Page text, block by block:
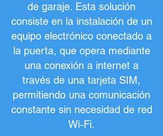
de garaje. Esta solución
consiste en la instalación de un
equipo electrónico conectado a
la puerta, que opera mediante
una conexión a internet a
través de una tarjeta SIM,
permitiendo una comunicación
constante sin necesidad de red
Wi-Fi.